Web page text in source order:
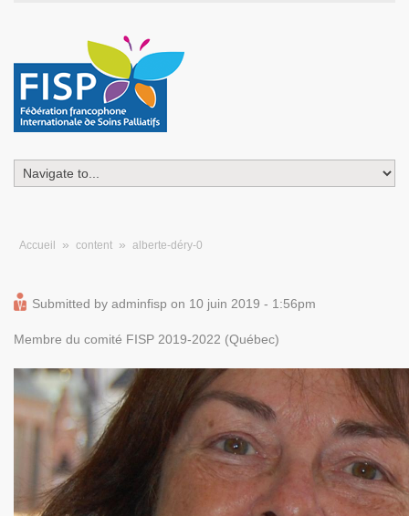
Accueil » content » alberte-déry-0
Submitted by adminfisp on 10 juin 2019 - 1:56pm
Membre du comité FISP 2019-2022 (Québec)